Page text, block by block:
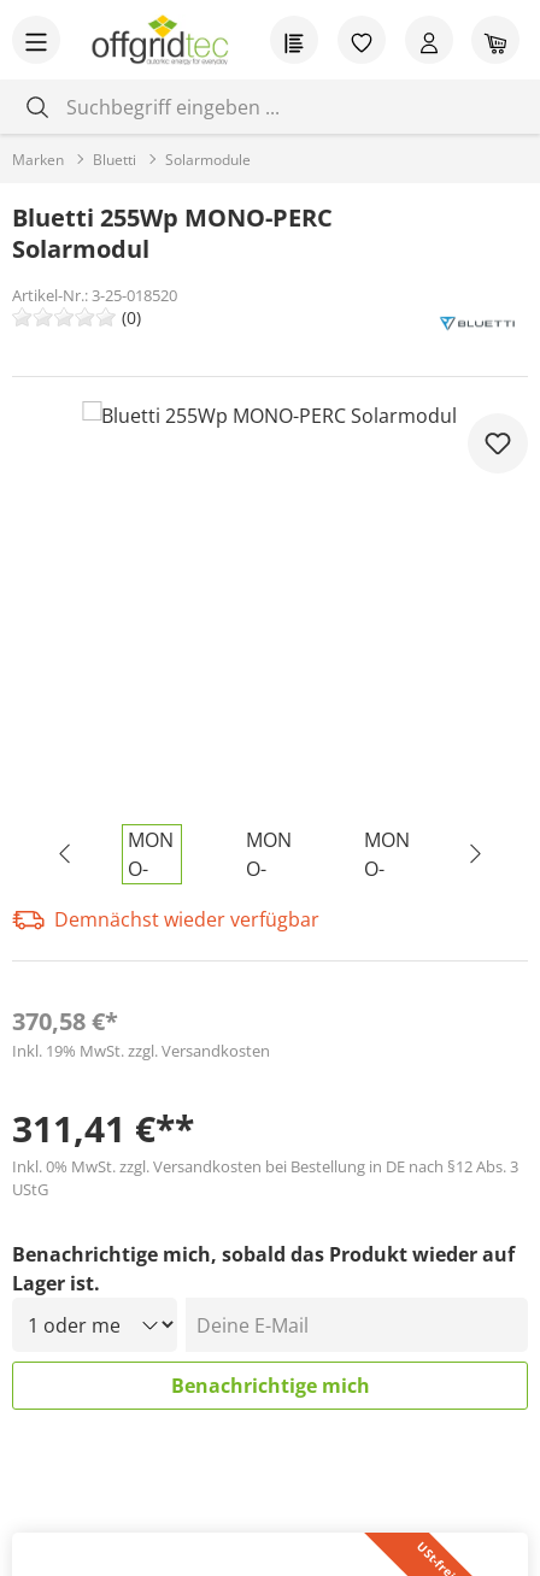
Zum Hauptinhalt springen Du hast 0
Marken Bluetti Solarmodule
Bluetti 255Wp MONO-PERC
Solarmodul
Artikel-Nr.:3-25-018520
(0)
Bildergalerie überspringen
Demnächst wieder verfügbar
370,58 €*
Inkl. 19% MwSt. zzgl. Versandkosten
311,41 €**
Inkl. 0% MwSt. zzgl. Versandkosten bei Bestellung in DE nach §12 Abs. 3
UStG
Benachrichtige mich, sobald das Produkt wieder auf
Lager ist.
Deine E-Mail
Benachrichtige mich